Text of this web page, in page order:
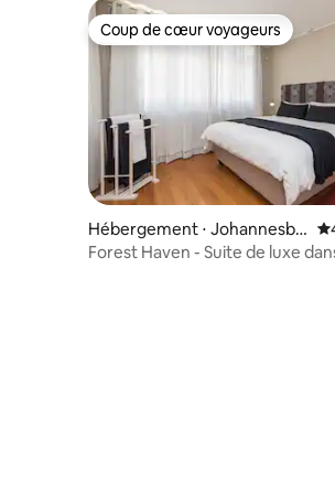
Coup de cœur voyageurs
Coup de cœur voyageurs
Hébergement ⋅ Johannesbo
urg
Forest Haven - Suite de luxe